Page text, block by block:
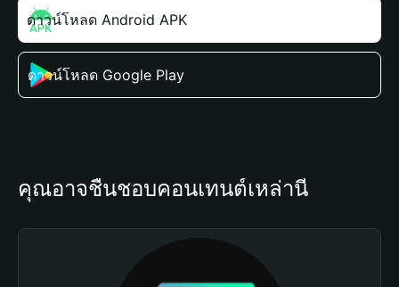
ดาวน์โหลด Android APK
ดาวน์โหลด Google Play
คุณอาจชื่นชอบคอนเทนต์เหล่านี้